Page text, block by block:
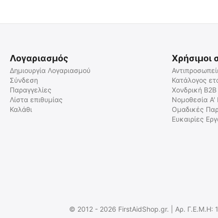
Κάλυμμα αντικειμενικού
φακού YUKON PATROL 5x60
9100080135
Κάλυμμα αντικειμενικού
φακού Yukon 20-50x50
Άμεσα διαθέσιμο
Λογαριασμός
Δημιουργία Λογαριασμού
Σύνδεση
Παραγγελίες
Λίστα επιθυμίας
Καλάθι
Χρήσιμοι
Κατάλογος
Χονδρική B2B
Νομοθεσία Α'
Ομαδικές
Ευκαιρίες
© 2012 - 2026 FirstAidShop.gr. | Αρ. Γ.Ε.Μ.Η: